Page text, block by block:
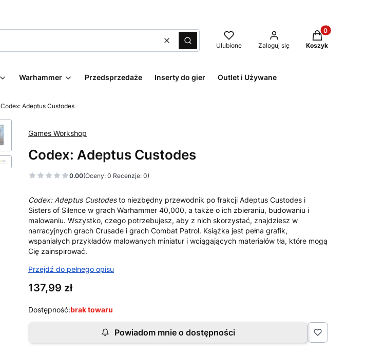
WyczyśćSzukaj Ulubione Zaloguj się
Produkty w
Koszyk
Warhammer Przedsprzedaże Inserty do gier Outlet i Używane
Codex: Adeptus Custodes
Games Workshop
Codex: Adeptus Custodes
0.00(Oceny: 0 Recenzje: 0)
Codex: Adeptus Custodesto niezbędny przewodnik po frakcji Adeptus Custodes i
Sisters of Silence w grach Warhammer 40,000, a także o ich zbieraniu, budowaniu i
malowaniu. Wszystko, czego potrzebujesz, aby z nich skorzystać, znajdziesz w
narracyjnych grach Crusade i grach Combat Patrol. Książka jest pełna grafik,
wspaniałych przykładów malowanych miniatur i wciągających materiałów tła, które mogą
Cię zainspirować.
Przejdź do pełnego opisu
Cena
137,99 zł
Dostępność:brak towaru
Powiadom mnie o dostępności